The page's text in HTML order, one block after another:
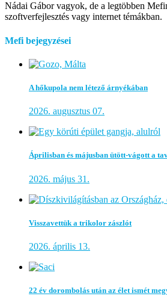
Nádai Gábor vagyok, de a legtöbben
szoftverfejlesztés vagy internet témákban.
Mefi bejegyzései
A hőkupola nem létező árnyékában
2026. augusztus 07.
Áprilisban és májusban ütött-vágott a
2026. május 31.
Visszavettük a trikolor zászlót
2026. április 13.
22 év dorombolás után az élet ismét